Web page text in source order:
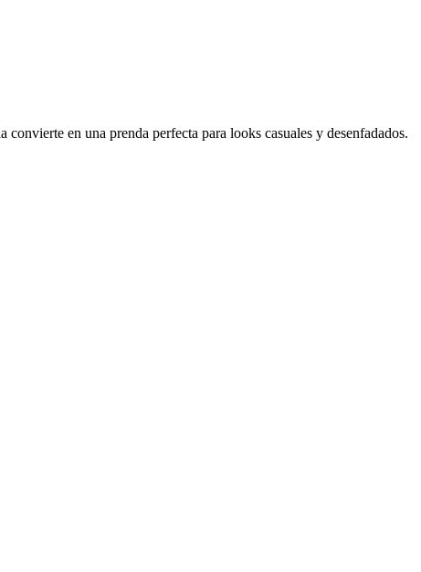
en una prenda perfecta para looks casuales y desenfadados.